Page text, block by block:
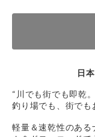
日
“川でも街でも即乾
釣り場でも、街でも
軽量＆速乾性のあ